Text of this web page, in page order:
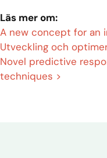
Läs mer om:
A new concept for an
Utveckling och
Novel predictive
techniques >